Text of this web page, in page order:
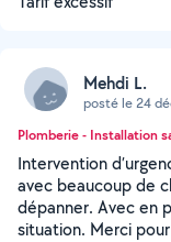
Mehdi L.
posté le 24
Plomberie - Installation
Intervention
avec beaucoup de
dépanner. Avec en
situation. Merci